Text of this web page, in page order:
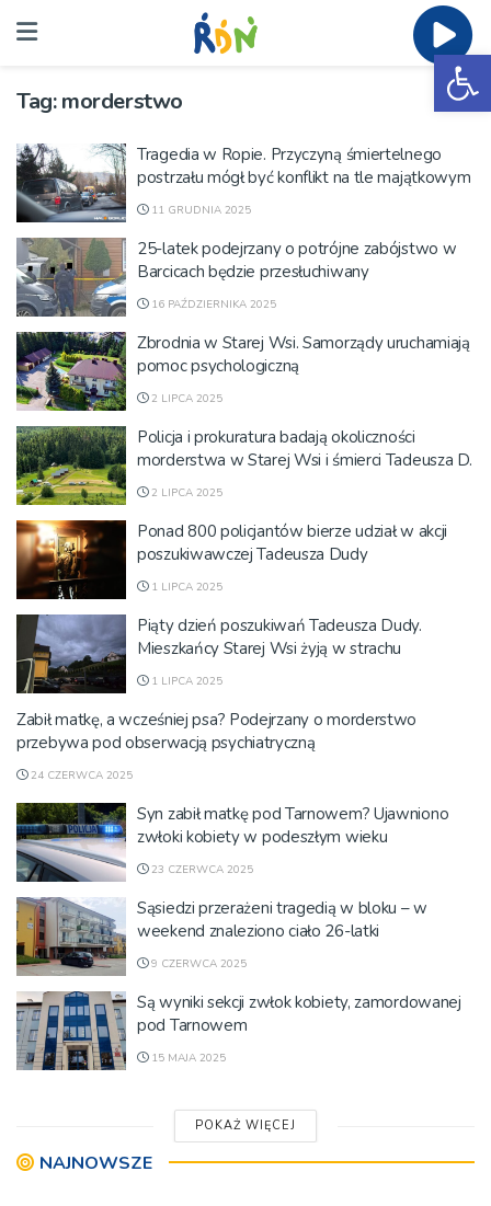
Tag:morderstwo
Tragedia w Ropie. Przyczyną śmiertelnego
postrzału mógł być konflikt na tle majątkowym
11 GRUDNIA 2025
25-latek podejrzany o potrójne zabójstwo w
Barcicach będzie przesłuchiwany
16 PAŹDZIERNIKA 2025
Zbrodnia w Starej Wsi. Samorządy uruchamiają
pomoc psychologiczną
2 LIPCA 2025
Policja i prokuratura badają okoliczności
morderstwa w Starej Wsi i śmierci Tadeusza D.
2 LIPCA 2025
Ponad 800 policjantów bierze udział w akcji
poszukiwawczej Tadeusza Dudy
1 LIPCA 2025
Piąty dzień poszukiwań Tadeusza Dudy.
Mieszkańcy Starej Wsi żyją w strachu
1 LIPCA 2025
Zabił matkę, a wcześniej psa? Podejrzany o morderstwo
przebywa pod obserwacją psychiatryczną
24 CZERWCA 2025
Syn zabił matkę pod Tarnowem? Ujawniono
zwłoki kobiety w podeszłym wieku
23 CZERWCA 2025
Sąsiedzi przerażeni tragedią w bloku – w
weekend znaleziono ciało 26-latki
9 CZERWCA 2025
Są wyniki sekcji zwłok kobiety, zamordowanej
pod Tarnowem
15 MAJA 2025
POKAŻ WIĘCEJ
NAJNOWSZE